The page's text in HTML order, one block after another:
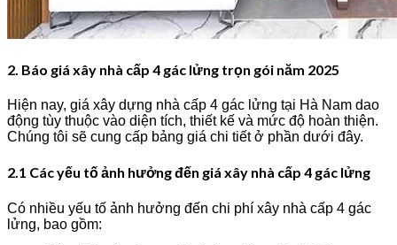
2. Báo giá xây nhà cấp 4 gác lửng trọn gói năm 2025
Hiện nay, giá xây dựng nhà cấp 4 gác lửng tại Hà Nam dao
động tùy thuộc vào diện tích, thiết kế và mức độ hoàn thiện.
Chúng tôi sẽ cung cấp bảng giá chi tiết ở phần dưới đây.
2.1 Các yếu tố ảnh hưởng đến giá xây nhà cấp 4 gác lửng
Có nhiều yếu tố ảnh hưởng đến chi phí xây nhà cấp 4 gác
lửng, bao gồm: